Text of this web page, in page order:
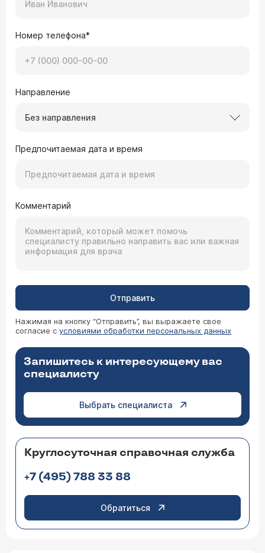
Номер телефона*
Направление
Без направления
Предпочитаемая дата и время
Комментарий
Отправить
Нажимая на кнопку “Отправить”, вы выражаете свое
согласие с условиями обработки персональных данных
Запишитесь к интересующему вас
специалисту
Выбрать специалиста
Круглосуточная справочная служба
+7 (495) 788 33 88
Обратиться